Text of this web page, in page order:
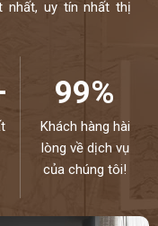
nhất, uy tín nhất thị
99%
Khách hàng hài
lòng về dịch vụ
của chúng tôi!